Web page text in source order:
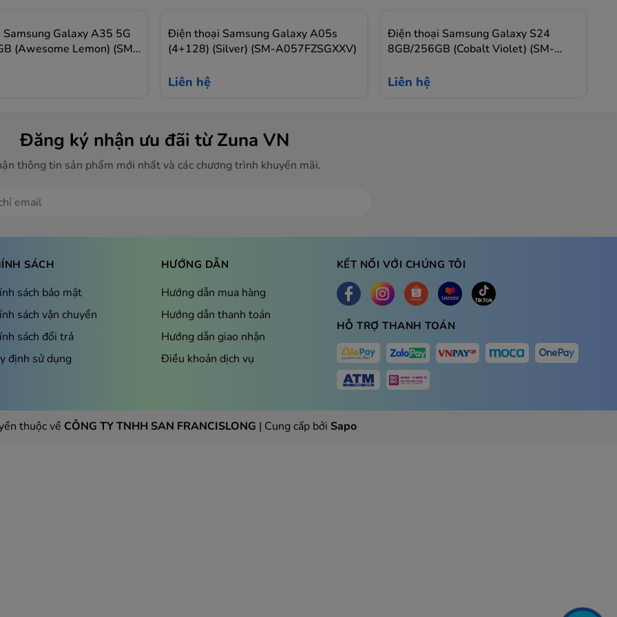
sức mạnh và tối ưu điện năng, năm nay Samsung lần
mượt mà, cho đến chia sẻ và tải xuống mọi dữ liệu
mang lại sự cân bằng giữa độ nhỏ gọn của một thiết
và thao tác. Công nghệ màn hình Super AMOLED cao
cao, gia tăng độ sáng màn hình và giảm độ phản xạ
Galaxy A35 5G
(Awesome Lemon) (SM-
Điện thoại Samsung Galaxy A05s
(4+128) (Silver) (SM-A057FZSGXXV)
Liên hệ
Điện thoại Samsung Galaxy S24
8GB/256GB (Cobalt Violet) (SM-
Liên hệ
Đăng ký nhận ưu đãi từ Zuna VN
thông tin sản phẩm mới nhất và các chương trình khuyến mãi.
SÁCH
sách bảo mật
sách vận chuyển
sách đổi trả
định sử dụng
HƯỚNG DẪN
Hướng dẫn mua hàng
Hướng dẫn thanh toán
Hướng dẫn giao nhận
Điều khoản dịch vụ
KẾT NỐI VỚI CHÚNG TÔI
HỖ TRỢ THANH TOÁN
thuộc về CÔNG TY TNHH SAN FRANCISLONG | Cung cấp bởi Sapo